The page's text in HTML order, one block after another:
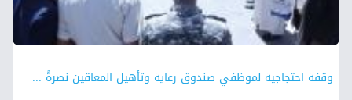
وقفة احتجاجية لموظفي صندوق رعاية وتأهيل المعاقين نصرةً ...